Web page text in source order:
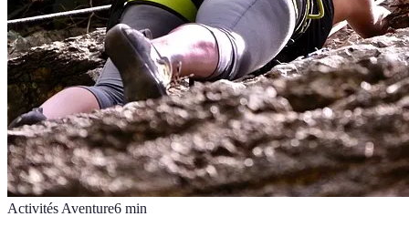
Activités Aventure6 min